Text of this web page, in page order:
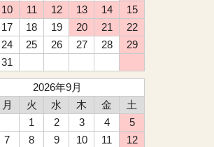
10 11 12 13 14
15
17 18 19 20 21
22
24 25 26 27 28
29
31
2026年9月
月 火 水 木 金
土
1
2 3 4
5
7 8 9 10 11
12